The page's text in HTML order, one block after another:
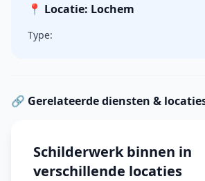
📍 Locatie: Lochem
Type:
🔗 Gerelateerde diensten &
Schilderwerk binnen in
verschillende locaties